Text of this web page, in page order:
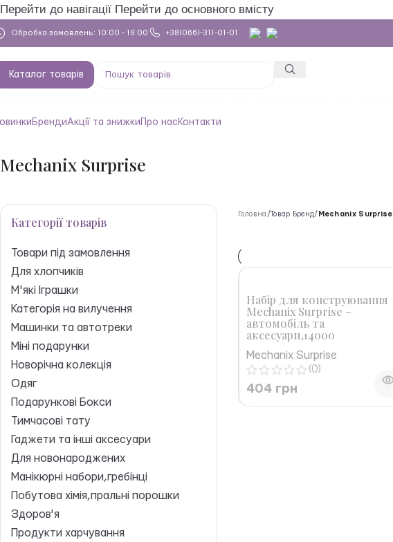
Перейти до навігації Перейти до основного вмісту
Обробка замовлень: 10:00 - 19:00 +38(066)-311-01-01
Каталог товарів
БрендиАкції та знижки Про нас Контакти
Mechanix Surprise
Категорії товарів
Товари під замовлення
Для хлопчиків
M'які Іграшки
Категорія на вилучення
Машинки та автотреки
Міні подарунки
Новорічна колекція
Одяг
Подарункові Бокси
Тимчасові тату
Гаджети та інші аксесуари
Для новонароджених
Манікюрні набори,гребінці
Побутова хімія,пральні порошки
Здоров'я
Продукти харчування
Головна / Товар Бренд/ Mechanix Surprise
Набір для конструювання
Mechanix Surprise –
автомобіль та
аксесуари,14000
Mechanix Surprise
(0)
404 грн